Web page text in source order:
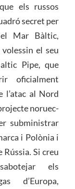
els russos
secret per
Mar Bàltic,
el seu
Pipe, que
oficialment
l’atac al Nord
noruec-
subministrar
i Polònia i
Si creu
els
d’Europa,